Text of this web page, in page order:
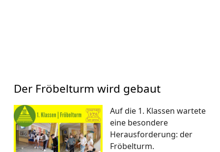
Der Fröbelturm wird gebaut
Auf die 1. Klassen wartete
eine besondere
Herausforderung: der
Fröbelturm.